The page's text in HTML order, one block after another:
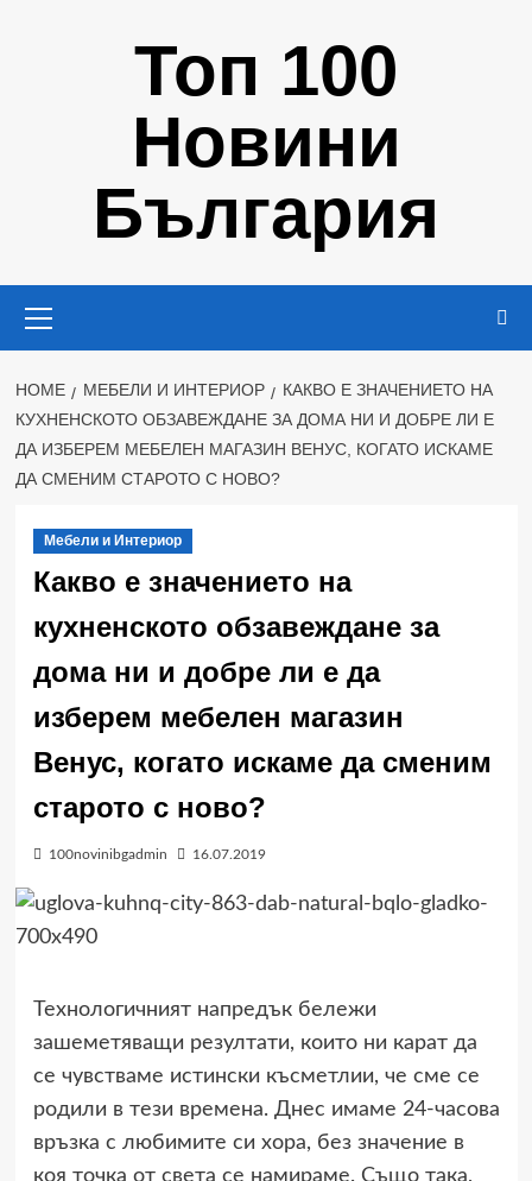
Топ 100
Новини
България
Menu
HOME МЕБЕЛИ И ИНТЕРИОР
КАКВО Е ЗНАЧЕНИЕТО НА
КУХНЕНСКОТО ОБЗАВЕЖДАНЕ ЗА ДОМА НИ И ДОБРЕ ЛИ Е
ДА ИЗБЕРЕМ МЕБЕЛЕН МАГАЗИН ВЕНУС, КОГАТО ИСКАМЕ
ДА СМЕНИМ СТАРОТО С НОВО?
Мебели и Интериор
Какво е значението на
кухненското обзавеждане за
дома ни и добре ли е да
изберем мебелен магазин
Венус, когато искаме да сменим
старото с ново?
100novinibgadmin 16.07.2019
Технологичният напредък бележи
зашеметяващи резултати, които ни карат да
се чувстваме истински късметлии, че сме се
родили в тези времена. Днес имаме 24-часова
връзка с любимите си хора, без значение в
коя точка от света се намираме. Също така,